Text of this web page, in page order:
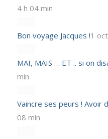
4 h 04 min
Bon voyage Jacques !1
MAI, MAIS … ET .. si on
min
Vaincre ses peurs ! Avoir
08 min